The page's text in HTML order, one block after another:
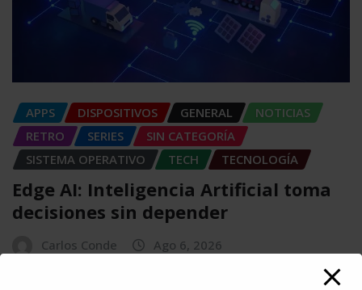
APPS DISPOSITIVOS GENERAL
NOTICIAS
RETRO
SERIES
SIN CATEGORÍA
SISTEMA OPERATIVO
TECH TECNOLOGÍA
Edge AI: Inteligencia Artificial toma
decisiones sin depender
Carlos Conde Ago 6, 2026